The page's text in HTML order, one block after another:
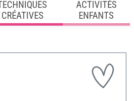
CRÉATIVES
ACTIVITÉS
ENFANTS